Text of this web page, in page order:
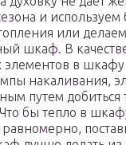
и используем
или делаем
шкаф. В
элементов в
накаливания,
путем добиться
бы тепло в